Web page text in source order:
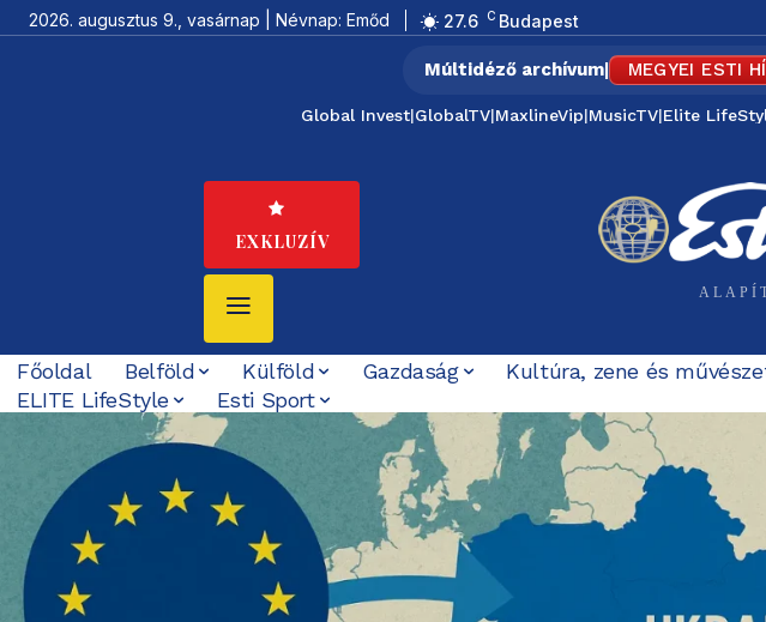
2026. augusztus 9., vasárnap | Névnap: Emőd 27.6 C Budapest
Múltidéző archívum| MEGYEI ESTI
Global Invest|GlobalTV|MaxlineVip|MusicTV|Elite
EXKLUZÍV
Főoldal Belföld Külföld Gazdaság Kultúra, zene és
ELITE LifeStyle
Esti Sport